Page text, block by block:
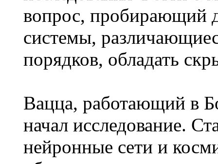
вопрос, пробирающий
системы,
порядков, обладать
Вацца, работающий в
начал исследование.
нейронные сети и